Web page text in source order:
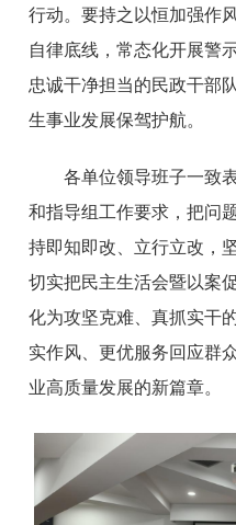
行动。要持之以恒加强作
自律底线，常态化开展警
忠诚干净担当的民政干部
生事业发展保驾护航。
各单位领导班子一致
和指导组工作要求，把问
持即知即改、立行立改，
切实把民主生活会暨以案
化为攻坚克难、真抓实干
实作风、更优服务回应群
业高质量发展的新篇章。